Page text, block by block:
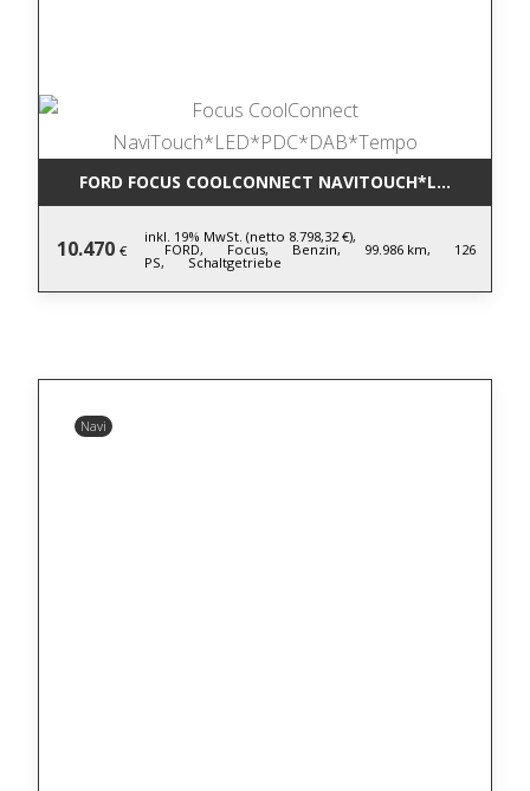
FORD FOCUS COOLCONNECT
10.470 €
inkl. 19% MwSt. (netto 8.798,32 €),
FORD, Focus, Benzin, 99.986 km, 126
PS, Schaltgetriebe
Navi